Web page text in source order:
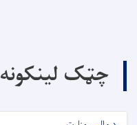
چټک لینکونه